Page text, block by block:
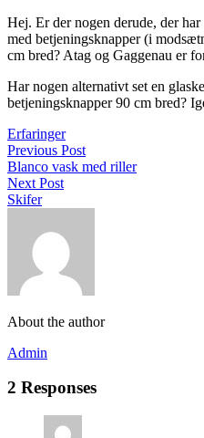
Hej. Er der nogen derude, der
med betjeningsknapper (i
cm bred? Atag og Gaggenau er
Har nogen alternativt set en
betjeningsknapper 90 cm bred?
Erfaringer
Previous Post
Blanco vask med riller
Next Post
Skifer
About the author
Admin
2 Responses